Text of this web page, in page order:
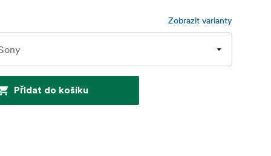
Zobrazit varianty
Přidat do košíku